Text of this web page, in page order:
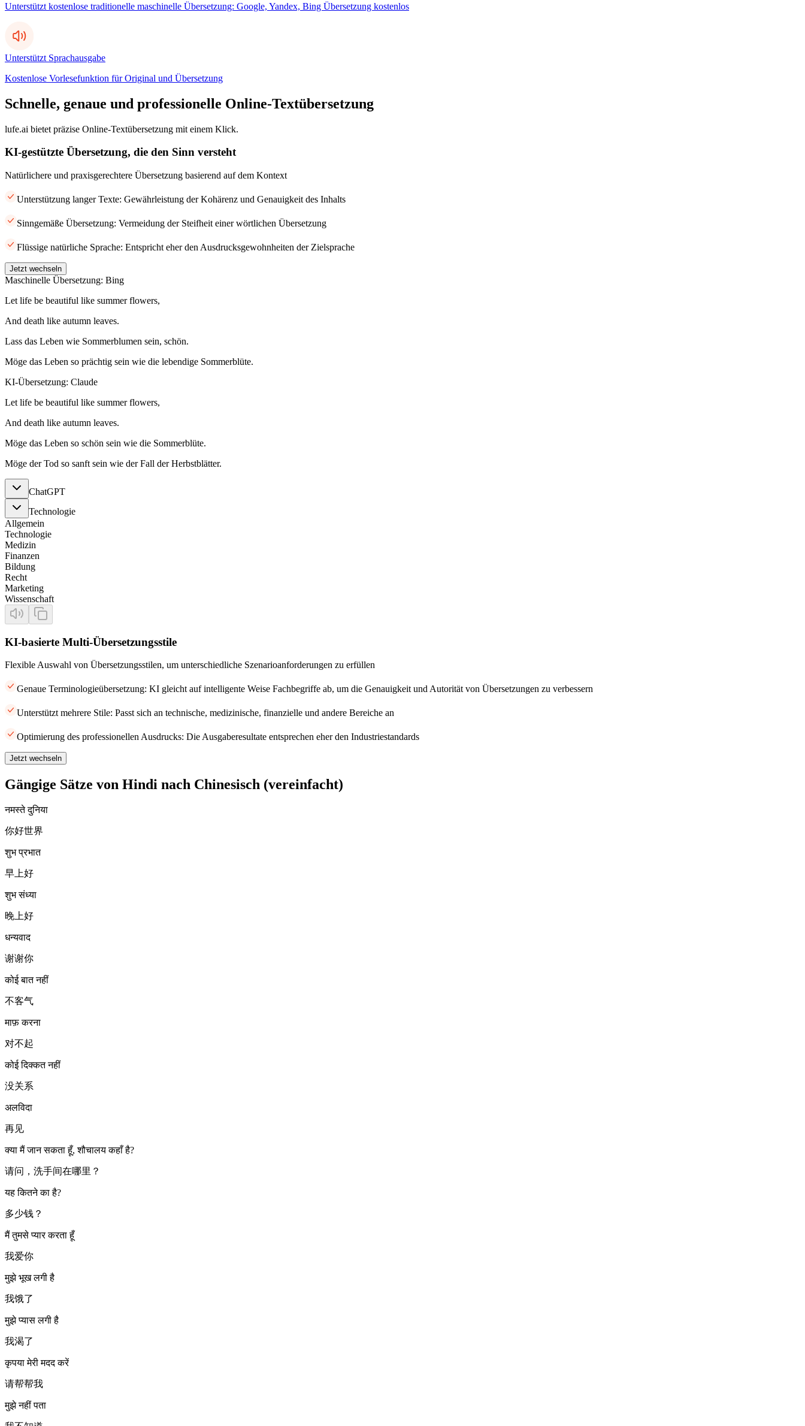
Unterstützt kostenlose traditionelle maschinelle Übersetzung: Google, Yandex, Bing Übersetzung kostenlos
Unterstützt Sprachausgabe
Kostenlose Vorlesefunktion für Original und Übersetzung
Schnelle, genaue und professionelle Online-Textübersetzung
lufe.ai bietet präzise Online-Textübersetzung mit einem Klick.
KI-gestützte Übersetzung, die den Sinn versteht
Natürlichere und praxisgerechtere Übersetzung basierend auf dem Kontext
Unterstützung langer Texte: Gewährleistung der Kohärenz und Genauigkeit des Inhalts
Sinngemäße Übersetzung: Vermeidung der Steifheit einer wörtlichen Übersetzung
Flüssige natürliche Sprache: Entspricht eher den Ausdrucksgewohnheiten der Zielsprache
Jetzt wechseln
Maschinelle Übersetzung: Bing
Let life be beautiful like summer flowers,
And death like autumn leaves.
Lass das Leben wie Sommerblumen sein, schön.
Möge das Leben so prächtig sein wie die lebendige Sommerblüte.
KI-Übersetzung: Claude
Let life be beautiful like summer flowers,
And death like autumn leaves.
Möge das Leben so schön sein wie die Sommerblüte.
Möge der Tod so sanft sein wie der Fall der Herbstblätter.
ChatGPT
Technologie
Allgemein
Technologie
Medizin
Finanzen
Bildung
Recht
Marketing
Wissenschaft
KI-basierte Multi-Übersetzungsstile
Flexible Auswahl von Übersetzungsstilen, um unterschiedliche Szenarioanforderungen zu erfüllen
Genaue Terminologieübersetzung: KI gleicht auf intelligente Weise Fachbegriffe ab, um die Genauigkeit und Autorität von Übersetzungen zu verbessern
Unterstützt mehrere Stile: Passt sich an technische, medizinische, finanzielle und andere Bereiche an
Optimierung des professionellen Ausdrucks: Die Ausgaberesultate entsprechen eher den Industriestandards
Jetzt wechseln
Gängige Sätze von Hindi nach Chinesisch (vereinfacht)
नमस्ते दुनिया
你好世界
शुभ प्रभात
早上好
शुभ संध्या
晚上好
धन्यवाद
谢谢你
कोई बात नहीं
不客气
माफ़ करना
对不起
कोई दिक्कत नहीं
没关系
अलविदा
再见
क्या मैं जान सकता हूँ, शौचालय कहाँ है?
请问，洗手间在哪里？
यह कितने का है?
多少钱？
मैं तुमसे प्यार करता हूँ
我爱你
मुझे भूख लगी है
我饿了
मुझे प्यास लगी है
我渴了
कृपया मेरी मदद करें
请帮帮我
मुझे नहीं पता